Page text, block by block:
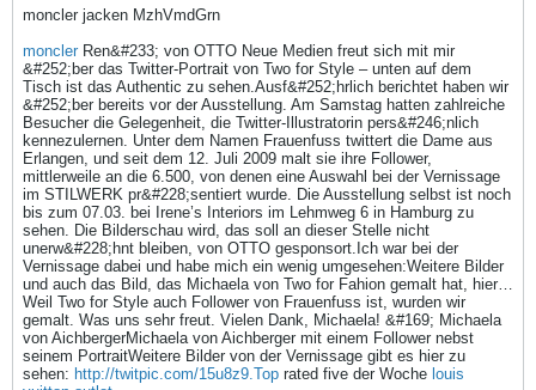
moncler jacken MzhVmdGrn
moncler Ren&#233; von OTTO Neue Medien freut sich mit mir
&#252;ber das Twitter-Portrait von Two for Style – unten auf dem
Tisch ist das Authentic zu sehen.Ausf&#252;hrlich berichtet haben wir
&#252;ber bereits vor der Ausstellung. Am Samstag hatten zahlreiche
Besucher die Gelegenheit, die Twitter-Illustratorin pers&#246;nlich
kennezulernen. Unter dem Namen Frauenfuss twittert die Dame aus
Erlangen, und seit dem 12. Juli 2009 malt sie ihre Follower,
mittlerweile an die 6.500, von denen eine Auswahl bei der Vernissage
im STILWERK pr&#228;sentiert wurde. Die Ausstellung selbst ist noch
bis zum 07.03. bei Irene’s Interiors im Lehmweg 6 in Hamburg zu
sehen. Die Bilderschau wird, das soll an dieser Stelle nicht
unerw&#228;hnt bleiben, von OTTO gesponsort.Ich war bei der
Vernissage dabei und habe mich ein wenig umgesehen:Weitere Bilder
und auch das Bild, das Michaela von Two for Fahion gemalt hat, hier…
Weil Two for Style auch Follower von Frauenfuss ist, wurden wir
gemalt. Was uns sehr freut. Vielen Dank, Michaela! &#169; Michaela
von AichbergerMichaela von Aichberger mit einem Follower nebst
seinem PortraitWeitere Bilder von der Vernissage gibt es hier zu
sehen: http://twitpic.com/15u8z9.Top rated five der Woche louis